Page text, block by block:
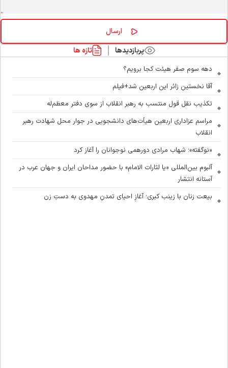
پربازدیدها تازه ها
دهه سوم صفر هیئت کجا برویم؟
آقا نخستین زائر این اربعین شد+فیلم
تکذیب نقل قول منتسب به رهبر انقلاب از سوی دفتر معظم‌له
مراسم عزاداری اربعین هیأت‌های دانشجویی در جوار محل شهادت رهبر
انقلاب
«نوگفته»؛ شهاب مرادی دورهمی نوجوانان را آغاز کرد
آلبوم بین‌المللی «یا لثارات الامام» با حضور مداحان ایران و جهان عرب در
آستانه انتشار
بیعت زنان با زینب کبری؛ آغازِ احیای تمدنِ مهدوی به دستِ زن